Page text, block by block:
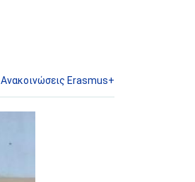
Aνακοινώσεις Erasmus+